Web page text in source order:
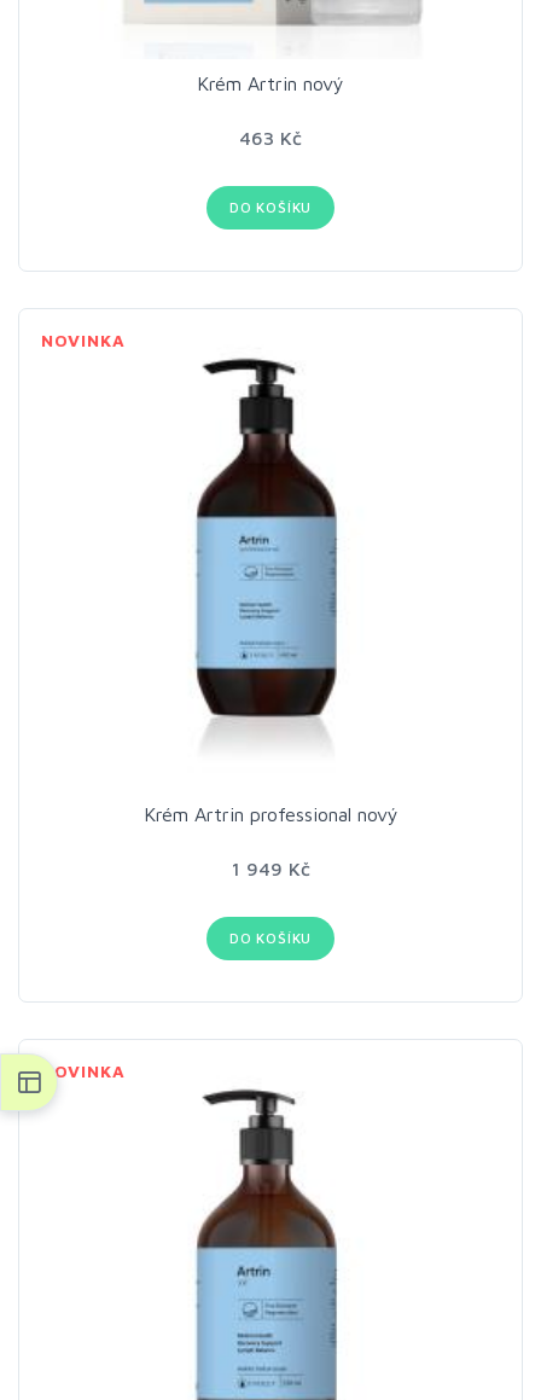
Krém Artrin nový
463 Kč
DO KOŠÍKU
NOVINKA
Krém Artrin professional nový
1 949 Kč
DO KOŠÍKU
NOVINKA